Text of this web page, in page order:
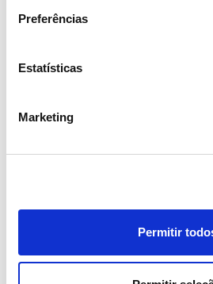
Preferências
Estatísticas
Marketing
Permitir
Fitch sobe rating de
da REN